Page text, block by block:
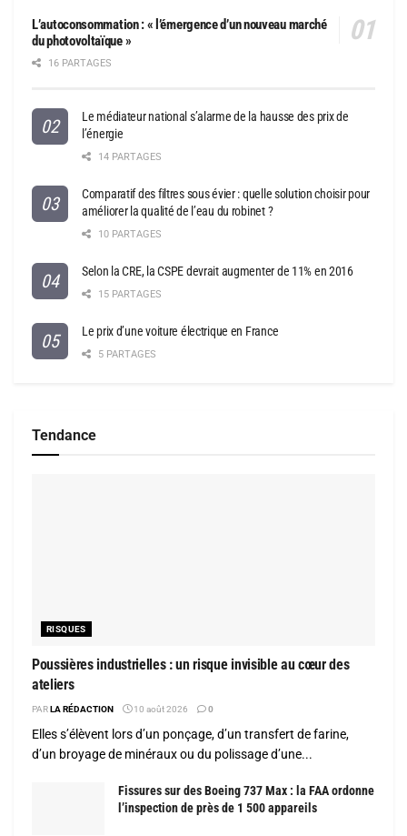
L’autoconsommation : « l’émergence d’un nouveau marché
du photovoltaïque »
16 PARTAGES
Le médiateur national s’alarme de la hausse des prix de
l’énergie
14 PARTAGES
Comparatif des filtres sous évier : quelle solution choisir pour
améliorer la qualité de l’eau du robinet ?
10 PARTAGES
Selon la CRE, la CSPE devrait augmenter de 11% en 2016
15 PARTAGES
Le prix d’une voiture électrique en France
5 PARTAGES
Tendance
RISQUES
Poussières industrielles : un risque invisible au cœur des
ateliers
PAR LA RÉDACTION 10 août 2026 0
Elles s’élèvent lors d’un ponçage, d’un transfert de farine,
d’un broyage de minéraux ou du polissage d’une...
Fissures sur des Boeing 737 Max : la FAA ordonne
l’inspection de près de 1 500 appareils